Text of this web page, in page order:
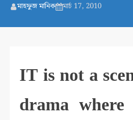
মাহফুজ মানিক মার্চ 17, 2010
IT is not a
drama where